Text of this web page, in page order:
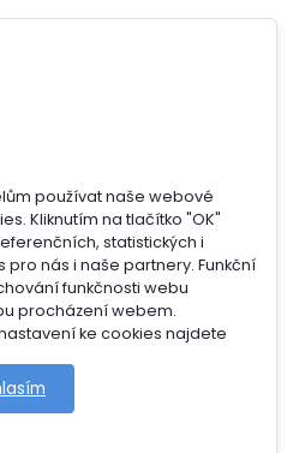
používat naše webové
Kliknutím na tlačítko "OK"
statistických i
nás i naše partnery. Funkční
funkčnosti webu
procházení webem.
ke cookies najdete